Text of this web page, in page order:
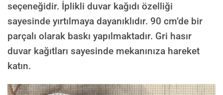
seçeneğidir. İplikli duvar kağıdı özelliği
sayesinde yırtılmaya dayanıklıdır. 90 cm’de bir
parçalı olarak baskı yapılmaktadır. Gri hasır
duvar kağıtları sayesinde mekanınıza hareket
katın.